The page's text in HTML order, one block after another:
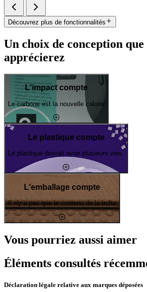
Découvrez plus de fonctionnalités
Un choix de conception que
apprécierez
L'impact compte
Le carbone est la nouvelle calorie
Le plastique compte
Le plastique devrait avoir plusieurs vies.
L'emballage compte
Il n'y a pas que le contenu de la boîte
Vous pourriez aussi aimer
Éléments consultés
Déclaration légale relative aux marques déposées